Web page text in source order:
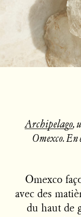
Archipelago,
Omexco. En
Omexco
avec des
du haut de